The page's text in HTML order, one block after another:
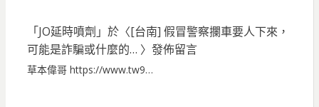
「JO延時噴劑 」於〈[台南] 假冒警察攔車要人下來，
可能是詐騙或什麼的… 〉發佈留言
草本偉哥 https://www.tw9…